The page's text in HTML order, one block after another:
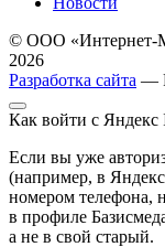
© ООО «Интернет-
2026
Разработка сайта —
Как войти с Яндекс
Если вы уже
(например, в
номером телефона,
в профиле
а не в свой старый.